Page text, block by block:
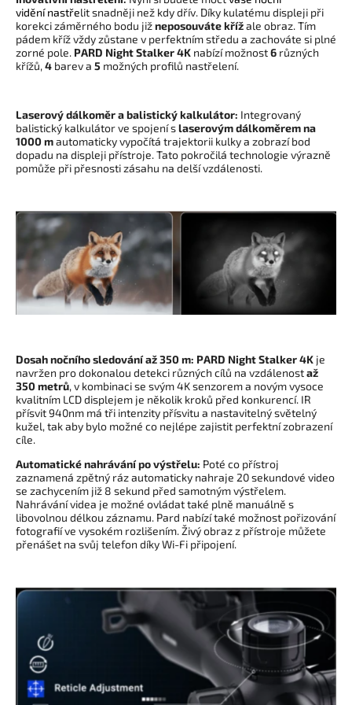
viděnínastřelit snadněji než kdy dřív. Díky kulatému displeji při
korekci záměrného bodu jižneposouváte křížale obraz. Tím
pádem kříž vždy zůstane v perfektním středu a zachováte si plné
zorné pole. PARD Night Stalker 4K nabízí možnost6 různých
křížů,4 barev a 5 možných profilů nastřelení.
Laserový dálkoměr a balistický kalkulátor: Integrovaný
balistický kalkulátor ve spojení slaserovým dálkoměrem na
1000 mautomaticky vypočítá trajektorii kulky a zobrazí bod
dopadu na displeji přístroje. Tato pokročilá technologie výrazně
pomůže při přesnosti zásahu na delší vzdálenosti.
Dosah nočního sledování až 350 m: PARD Night Stalker 4K je
navržen pro dokonalou detekci různých cílů na vzdálenostaž
350 metrů, v kombinaci se svým 4K senzorem a novým vysoce
kvalitním LCD displejem je několik kroků před konkurencí. IR
přísvit 940nm má tři intenzity přísvitu a nastavitelný světelný
kužel, tak aby bylo možné co nejlépe zajistit perfektní zobrazení
cíle.
Automatické nahrávání po výstřelu: Poté co přístroj
zaznamená zpětný ráz automaticky nahraje 20 sekundové video
se zachycením již 8 sekund před samotným výstřelem.
Nahrávání videa je možné ovládat také plně manuálně s
libovolnou délkou záznamu. Pard nabízí také možnost pořizování
fotografií ve vysokém rozlišením. Živý obraz z přístroje můžete
přenášet na svůj telefon díky Wi-Fi připojení.